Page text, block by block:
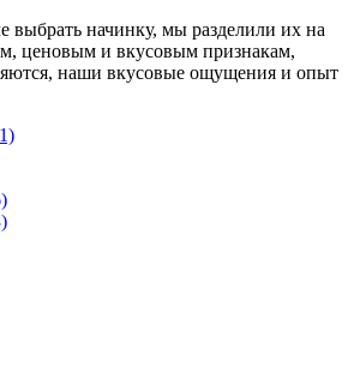
выбрать начинку, мы разделили их на
ценовым и вкусовым признакам,
наши вкусовые ощущения и опыт